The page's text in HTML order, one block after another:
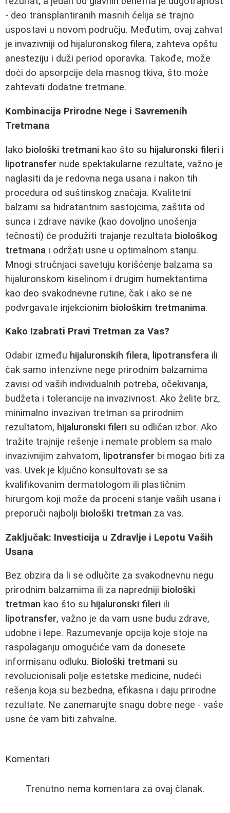
- deo transplantiranih masnih ćelija se trajno
uspostavi u novom području. Međutim, ovaj zahvat
je invazivniji od hijaluronskog filera, zahteva opštu
anesteziju i duži period oporavka. Takođe, može
doći do apsorpcije dela masnog tkiva, što može
zahtevati dodatne tretmane.
Kombinacija Prirodne Nege i Savremenih
Tretmana
Iako biološki tretmani kao što su hijaluronski fileri i
lipotransfer nude spektakularne rezultate, važno je
naglasiti da je redovna nega usana i nakon tih
procedura od suštinskog značaja. Kvalitetni
balzami sa hidratantnim sastojcima, zaštita od
sunca i zdrave navike (kao dovoljno unošenja
tečnosti) će produžiti trajanje rezultata biološkog
tretmana i održati usne u optimalnom stanju.
Mnogi stručnjaci savetuju korišćenje balzama sa
hijaluronskom kiselinom i drugim humektantima
kao deo svakodnevne rutine, čak i ako se ne
podvrgavate injekcionim biološkim tretmanima.
Kako Izabrati Pravi Tretman za Vas?
Odabir između hijaluronskih filera, lipotransfera ili
čak samo intenzivne nege prirodnim balzamima
zavisi od vaših individualnih potreba, očekivanja,
budžeta i tolerancije na invazivnost. Ako želite brz,
minimalno invazivan tretman sa prirodnim
rezultatom, hijaluronski fileri su odličan izbor. Ako
tražite trajnije rešenje i nemate problem sa malo
invazivnijim zahvatom, lipotransfer bi mogao biti za
vas. Uvek je ključno konsultovati se sa
kvalifikovanim dermatologom ili plastičnim
hirurgom koji može da proceni stanje vaših usana i
preporuči najbolji biološki tretman za vas.
Zaključak: Investicija u Zdravlje i Lepotu Vaših
Usana
Bez obzira da li se odlučite za svakodnevnu negu
prirodnim balzamima ili za napredniji biološki
tretman kao što su hijaluronski fileri ili
lipotransfer, važno je da vam usne budu zdrave,
udobne i lepe. Razumevanje opcija koje stoje na
raspolaganju omogućiće vam da donesete
informisanu odluku. Biološki tretmani su
revolucionisali polje estetske medicine, nudeći
rešenja koja su bezbedna, efikasna i daju prirodne
rezultate. Ne zanemarujte snagu dobre nege - vaše
usne će vam biti zahvalne.
Komentari
Trenutno nema komentara za ovaj članak.